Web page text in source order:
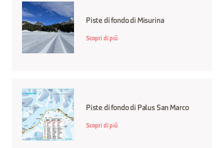
Piste di fondo di Misurina
Scopri di più
Piste di fondo di Palus San Marco
Scopri di più